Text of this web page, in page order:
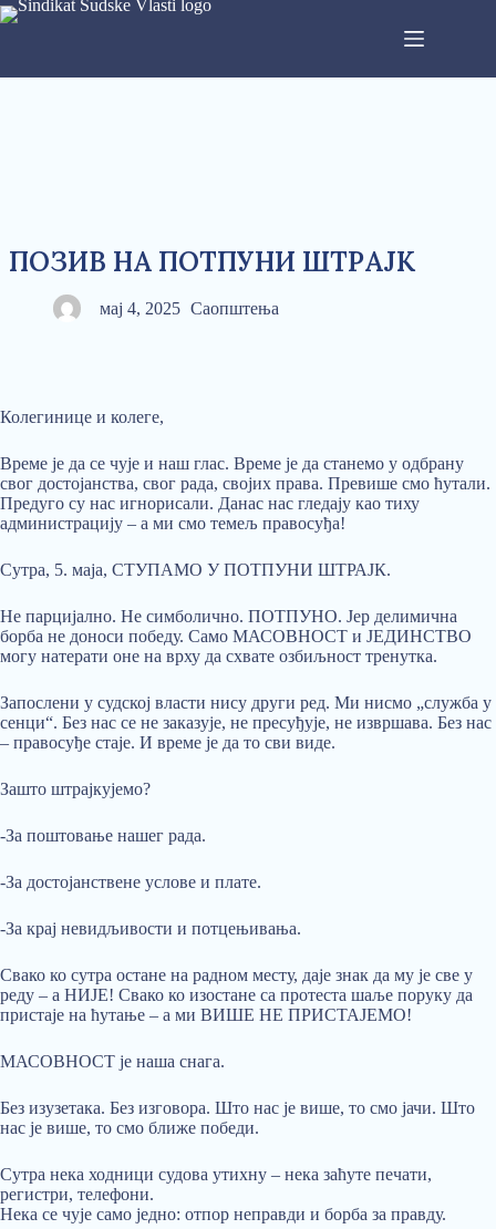
ПОЗИВ НА ПОТПУНИ ШТРАЈК
мај 4, 2025 Саопштења
Колегинице и колеге,
Време је да се чује и наш глас. Време је да станемо у одбрану
свог достојанства, свог рада, својих права. Превише смо ћутали.
Предуго су нас игнорисали. Данас нас гледају као тиху
администрацију – а ми смо темељ правосуђа!
Сутра, 5. маја, СТУПАМО У ПОТПУНИ ШТРАЈК.
Не парцијално. Не симболично. ПОТПУНО. Јер делимична
борба не доноси победу. Само МАСОВНОСТ и ЈЕДИНСТВО
могу натерати оне на врху да схвате озбиљност тренутка.
Запослени у судској власти нису други ред. Ми нисмо „служба у
сенци“. Без нас се не заказује, не пресуђује, не извршава. Без нас
– правосуђе стаје. И време је да то сви виде.
Зашто штрајкујемо?
-За поштовање нашег рада.
-За достојанствене услове и плате.
-За крај невидљивости и потцењивања.
Свако ко сутра остане на радном месту, даје знак да му је све у
реду – а НИЈЕ! Свако ко изостане са протеста шаље поруку да
пристаје на ћутање – а ми ВИШЕ НЕ ПРИСТАЈЕМО!
МАСОВНОСТ је наша снага.
Без изузетака. Без изговора. Што нас је више, то смо јачи. Што
нас је више, то смо ближе победи.
Сутра нека ходници судова утихну – нека заћуте печати,
регистри, телефони.
Нека се чује само једно: отпор неправди и борба за правду.